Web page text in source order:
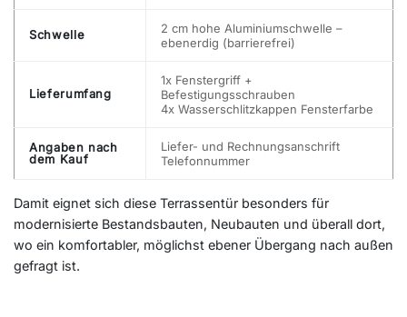
Schwelle
2 cm hohe Aluminiumschwelle –
ebenerdig (barrierefrei)
Lieferumfang
1x Fenstergriff +
Befestigungsschrauben
4x Wasserschlitzkappen Fensterfarbe
Angaben nach
dem Kauf
Liefer- und Rechnungsanschrift
Telefonnummer
Damit eignet sich diese Terrassentür besonders für
modernisierte Bestandsbauten, Neubauten und überall dort,
wo ein komfortabler, möglichst ebener Übergang nach außen
gefragt ist.